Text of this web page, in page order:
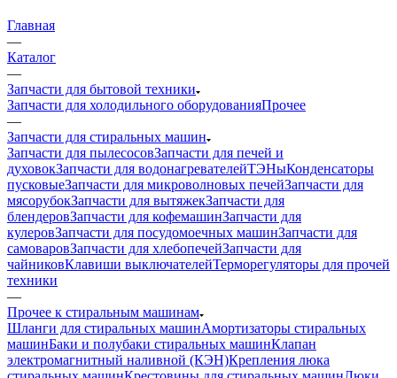
Главная
—
Каталог
—
Запчасти для бытовой техники
Запчасти для холодильного оборудованияПрочее
—
Запчасти для стиральных машин
Запчасти для пылесосовЗапчасти для печей и
духовокЗапчасти для водонагревателейТЭНыКонденсаторы
пусковыеЗапчасти для микроволновых печейЗапчасти для
мясорубокЗапчасти для вытяжекЗапчасти для
блендеровЗапчасти для кофемашинЗапчасти для
кулеровЗапчасти для посудомоечных машинЗапчасти для
самоваровЗапчасти для хлебопечейЗапчасти для
чайниковКлавиши выключателейТерморегуляторы для прочей
техники
—
Прочее к стиральным машинам
Шланги для стиральных машинАмортизаторы стиральных
машинБаки и полубаки стиральных машинКлапан
электромагнитный наливной (КЭН)Крепления люка